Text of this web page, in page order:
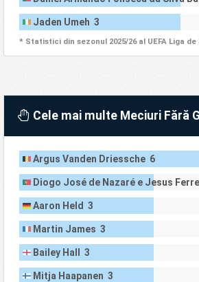
Jaden Umeh 3
* Statistici din sezonul 2025/26 al UEFA Liga de
Cele mai multe Meciuri Fără
Argus Vanden Driessche 6
Diogo José de Nazaré e Jesus
Aaron Held 3
Martin James 3
Bailey Hall 3
Mitja Haapanen 3